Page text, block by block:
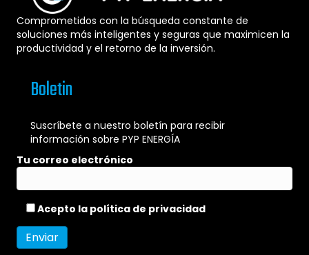
Comprometidos con la búsqueda constante de
soluciones más inteligentes y seguras que maximicen la
productividad y el retorno de la inversión.
Boletin
Suscríbete a nuestro boletín para recibir
información sobre PYP ENERGÍA
Tu correo electrónico
Acepto la política de privacidad